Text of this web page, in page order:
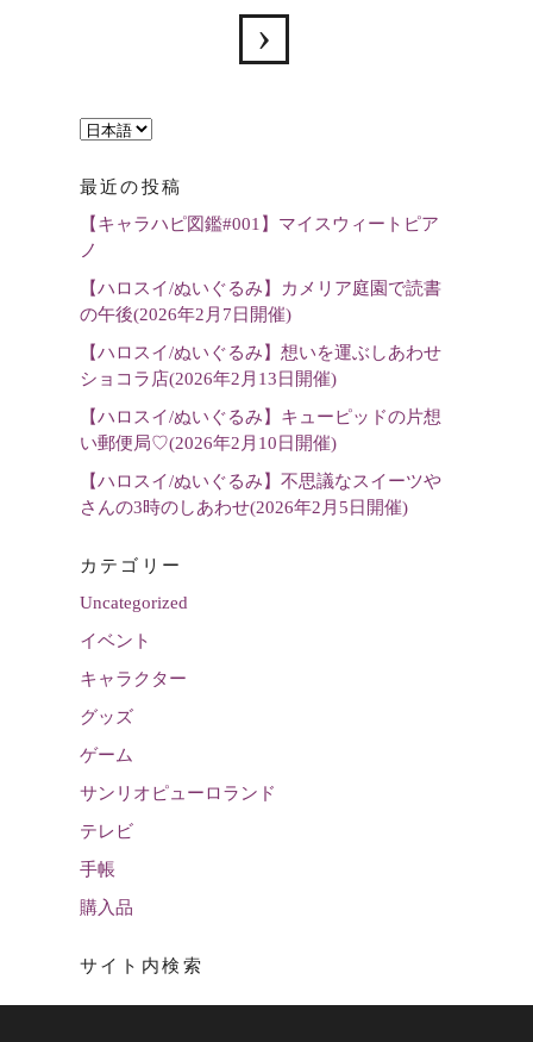
言
を
選
最近の投稿
【キャラハピ図鑑#001】マイスウィートピア
ノ
【ハロスイ/ぬいぐるみ】カメリア庭園で読書
の午後(2026年2月7日開催)
【ハロスイ/ぬいぐるみ】想いを運ぶしあわせ
ショコラ店(2026年2月13日開催)
【ハロスイ/ぬいぐるみ】キューピッドの片想
い郵便局♡(2026年2月10日開催)
【ハロスイ/ぬいぐるみ】不思議なスイーツや
さんの3時のしあわせ(2026年2月5日開催)
カテゴリー
Uncategorized
イベント
キャラクター
グッズ
ゲーム
サンリオピューロランド
テレビ
手帳
購入品
サイト内検索